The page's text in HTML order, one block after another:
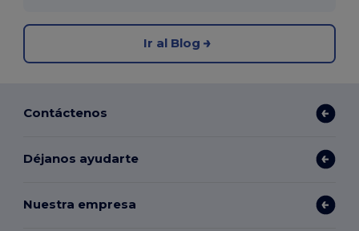
Ir al Blog
Contáctenos
Déjanos ayudarte
Nuestra empresa